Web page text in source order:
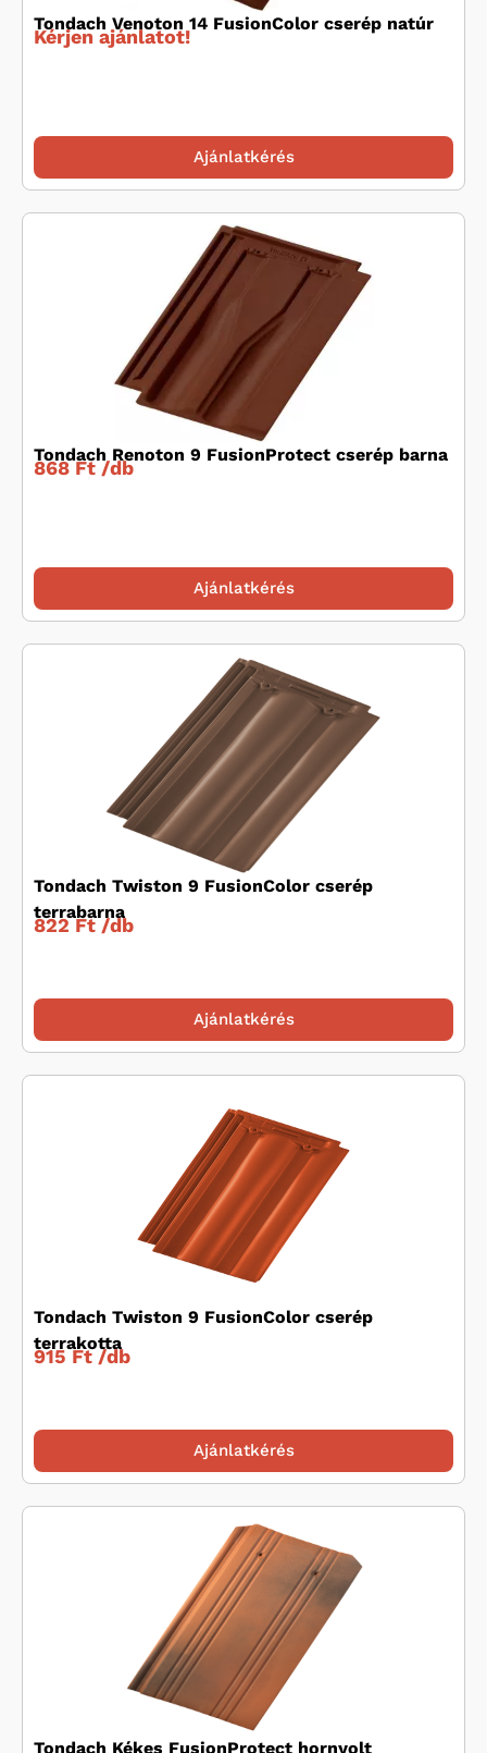
Tondach Venoton 14 FusionColor cserép natúr
Kérjen ajánlatot!
Ajánlatkérés
Tondach Renoton 9 FusionProtect cserép barna
868 Ft /db
Ajánlatkérés
Tondach Twiston 9 FusionColor cserép
terrabarna
822 Ft /db
Ajánlatkérés
Tondach Twiston 9 FusionColor cserép
terrakotta
915 Ft /db
Ajánlatkérés
Tondach Kékes FusionProtect hornyolt